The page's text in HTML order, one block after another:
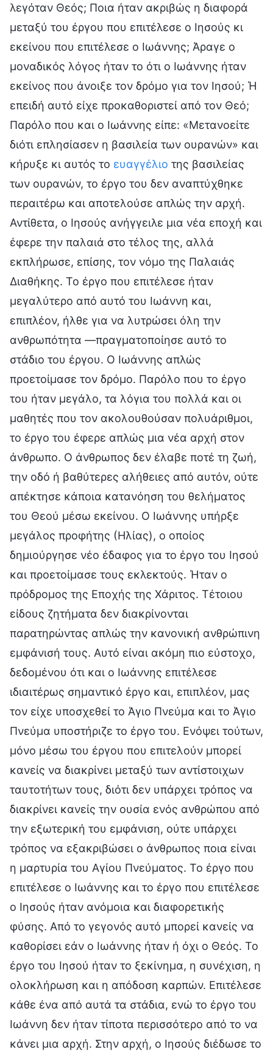
λεγόταν Θεός; Ποια ήταν ακριβώς η διαφορά
μεταξύ του έργου που επιτέλεσε ο Ιησούς κι
εκείνου που επιτέλεσε ο Ιωάννης; Άραγε ο
μοναδικός λόγος ήταν το ότι ο Ιωάννης ήταν
εκείνος που άνοιξε τον δρόμο για τον Ιησού; Ή
επειδή αυτό είχε προκαθοριστεί από τον Θεό;
Παρόλο που και ο Ιωάννης είπε: «Μετανοείτε
διότι επλησίασεν η βασιλεία των ουρανών» και
κήρυξε κι αυτός το ευαγγέλιο της βασιλείας
των ουρανών, το έργο του δεν αναπτύχθηκε
περαιτέρω και αποτελούσε απλώς την αρχή.
Αντίθετα, ο Ιησούς ανήγγειλε μια νέα εποχή και
έφερε την παλαιά στο τέλος της, αλλά
εκπλήρωσε, επίσης, τον νόμο της Παλαιάς
Διαθήκης. Το έργο που επιτέλεσε ήταν
μεγαλύτερο από αυτό του Ιωάννη και,
επιπλέον, ήλθε για να λυτρώσει όλη την
ανθρωπότητα —πραγματοποίησε αυτό το
στάδιο του έργου. Ο Ιωάννης απλώς
προετοίμασε τον δρόμο. Παρόλο που το έργο
του ήταν μεγάλο, τα λόγια του πολλά και οι
μαθητές που τον ακολουθούσαν πολυάριθμοι,
το έργο του έφερε απλώς μια νέα αρχή στον
άνθρωπο. Ο άνθρωπος δεν έλαβε ποτέ τη ζωή,
την οδό ή βαθύτερες αλήθειες από αυτόν, ούτε
απέκτησε κάποια κατανόηση του θελήματος
του Θεού μέσω εκείνου. Ο Ιωάννης υπήρξε
μεγάλος προφήτης (Ηλίας), ο οποίος
δημιούργησε νέο έδαφος για το έργο του Ιησού
και προετοίμασε τους εκλεκτούς. Ήταν ο
πρόδρομος της Εποχής της Χάριτος. Τέτοιου
είδους ζητήματα δεν διακρίνονται
παρατηρώντας απλώς την κανονική ανθρώπινη
εμφάνισή τους. Αυτό είναι ακόμη πιο εύστοχο,
δεδομένου ότι και ο Ιωάννης επιτέλεσε
ιδιαιτέρως σημαντικό έργο και, επιπλέον, μας
τον είχε υποσχεθεί το Άγιο Πνεύμα και το Άγιο
Πνεύμα υποστήριζε το έργο του. Ενόψει τούτων,
μόνο μέσω του έργου που επιτελούν μπορεί
κανείς να διακρίνει μεταξύ των αντίστοιχων
ταυτοτήτων τους, διότι δεν υπάρχει τρόπος να
διακρίνει κανείς την ουσία ενός ανθρώπου από
την εξωτερική του εμφάνιση, ούτε υπάρχει
τρόπος να εξακριβώσει ο άνθρωπος ποια είναι
η μαρτυρία του Αγίου Πνεύματος. Το έργο που
επιτέλεσε ο Ιωάννης και το έργο που επιτέλεσε
ο Ιησούς ήταν ανόμοια και διαφορετικής
φύσης. Από το γεγονός αυτό μπορεί κανείς να
καθορίσει εάν ο Ιωάννης ήταν ή όχι ο Θεός. Το
έργο του Ιησού ήταν το ξεκίνημα, η συνέχιση, η
ολοκλήρωση και η απόδοση καρπών. Επιτέλεσε
κάθε ένα από αυτά τα στάδια, ενώ το έργο του
Ιωάννη δεν ήταν τίποτα περισσότερο από το να
κάνει μια αρχή. Στην αρχή, ο Ιησούς διέδωσε το